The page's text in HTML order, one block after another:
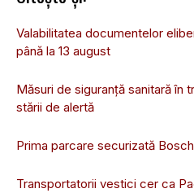
Valabilitatea documentelor
până la 13 august
Măsuri de siguranță sanitară în
stării de alertă
Prima parcare securizată
Transportatorii vestici cer ca